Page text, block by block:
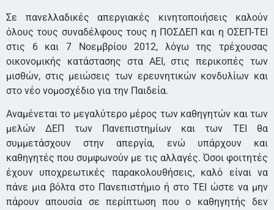
Σε πανελλαδικές απεργιακές κινητοποιήσεις καλούν
όλους τους συναδέλφους τους η ΠΟΣΔΕΠ και η ΟΣΕΠ-ΤΕΙ
στις 6 και 7 Νοεμβρίου 2012, λόγω της τρέχουσας
οικονομικής κατάστασης στα ΑΕΙ, στις περικοπές των
μισθών, στις μειώσεις των ερευνητικών κονδυλίων και
στο νέο νομοσχέδιο για την Παιδεία.
Αναμένεται το μεγαλύτερο μέρος των καθηγητών και των
μελών ΔΕΠ των Πανεπιστημίων και των ΤΕΙ θα
συμμετάσχουν στην απεργία, ενώ υπάρχουν και
καθηγητές που συμφωνούν με τις αλλαγές. Όσοι φοιτητές
έχουν υποχρεωτικές παρακολουθήσεις, καλό είναι να
πάνε μια βόλτα στο Πανεπιστήμιο ή στο ΤΕΙ ώστε να μην
πάρουν απουσία σε περίπτωση που ο καθηγητής δεν